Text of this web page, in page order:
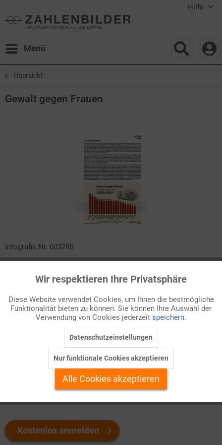
Hilfe
Menü
Übersicht
Gewalt gegen Frauen
Infografik Nr. 603288
weltweit mehr als jede vierte Frau schon einmal Opfer
Auch in den wohlhabenden Industrieländern ist Gewalt gegen
Frauen weit verbreitet. Über mögliche Ursachen und Folgen
lesen Sie mehr in diesem ZAHLENBILD!
Welchen Download brauchen Sie?
Kostenlos anmelden
Funktionale Aktiv
Marketing Inaktiv
Personalisierung Inaktiv
Service
Wir respektieren Ihre Privatsphäre
Diese Website verwendet Cookies, um Ihnen die bestmögliche
Funktionalität bieten zu können. Sie können Ihre Auswahl der
Verwendung von Cookies jederzeit speichern.
Datenschutzeinstellungen
Nur funktionale Cookies akzeptieren
Alle Cookies akzeptieren